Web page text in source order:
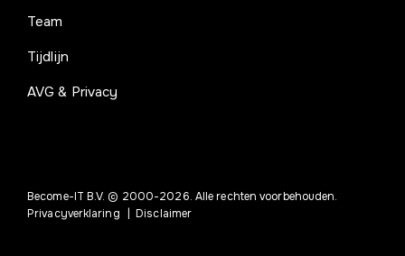
Team
Tijdlijn
AVG & Privacy
Become-IT B.V. © 2000-2026. Alle rechten voorbehouden.
Privacyverklaring
|Disclaimer